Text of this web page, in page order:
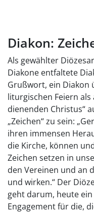
Diakon:
Als gewählter
Diakone entfaltete
Grußwort, ein Diakon
liturgischen Feiern als
dienenden Christus“
„Zeichen“ zu sein:
ihren immensen
die Kirche, können
Zeichen setzen in
den Vereinen und an
und wirken.“ Der
geht darum, heute
Engagement für die,